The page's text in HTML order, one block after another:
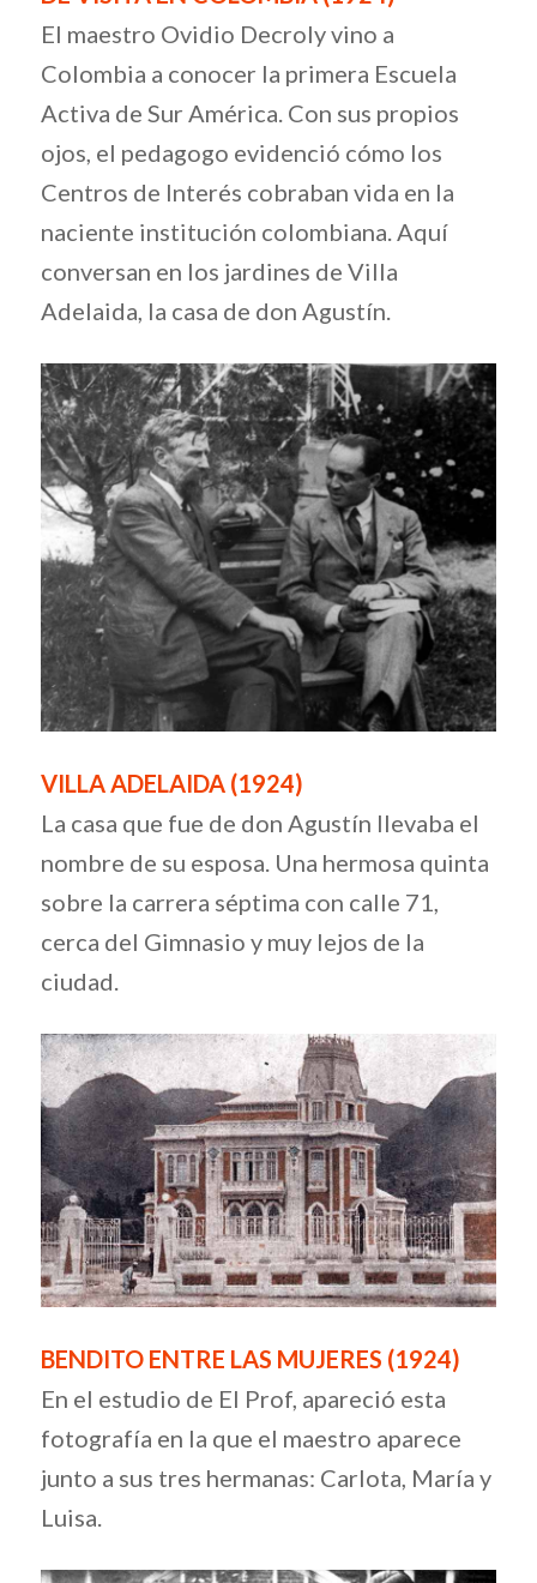
El maestro Ovidio Decroly vino a
Colombia a conocer la primera Escuela
Activa de Sur América. Con sus propios
ojos, el pedagogo evidenció cómo los
Centros de Interés cobraban vida en la
naciente institución colombiana. Aquí
conversan en los jardines de Villa
Adelaida, la casa de don Agustín.
VILLA ADELAIDA (1924)
La casa que fue de don Agustín llevaba el
nombre de su esposa. Una hermosa quinta
sobre la carrera séptima con calle 71,
cerca del Gimnasio y muy lejos de la
ciudad.
BENDITO ENTRE LAS MUJERES (1924)
En el estudio de El Prof, apareció esta
fotografía en la que el maestro aparece
junto a sus tres hermanas: Carlota, María y
Luisa.